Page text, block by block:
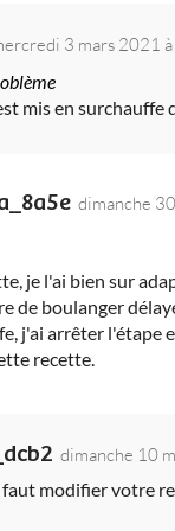
3 mars 2021
mis en surchauffe
dimanche
je l'ai bien sur
de boulanger
j'ai arrêter l'étape
recette.
dimanche 10
faut modifier votre